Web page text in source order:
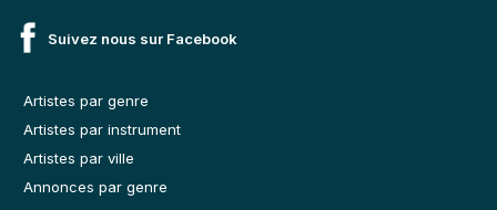
Suivez nous sur Facebook
Artistes par genre
Artistes par instrument
Artistes par ville
Annonces par genre